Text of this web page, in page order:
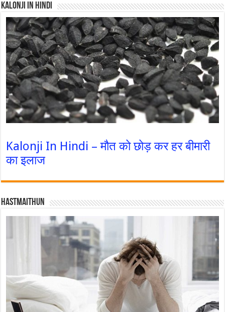
Kalonji In Hindi
Kalonji In Hindi – मौत को छोड़ कर हर बीमारी
का इलाज
Hastmaithun